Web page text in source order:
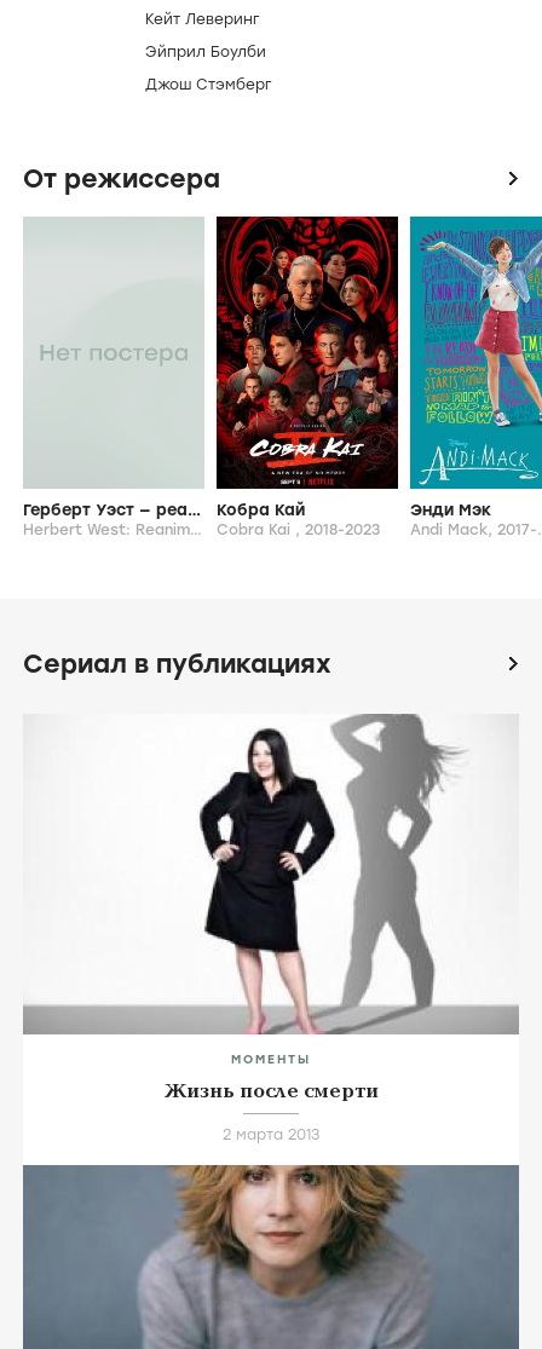
Кейт Леверинг
Эйприл Боулби
Джош Стэмберг
От режиссера icon
Герберт Уэст — реаниматор
Herbert West: Reanimator, 2026
Кобра Кай
Cobra Kai , 2018-2023
Энди Мэк
Andi Mack, 2017-
Сериал в публикациях icon
МОМЕНТЫ
Жизнь после смерти
2 марта 2013